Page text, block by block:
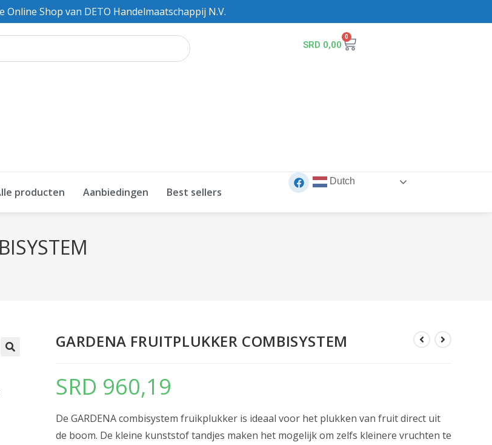
Online Shop van DETO Handelmaatschappij N.V.
SRD 0,00
0
producten Aanbiedingen Best sellers
Dutch
GARDENA FRUITPLUKKER COMBISYSTEM
SRD 960,19
De GARDENA combisystem fruikplukker is ideaal voor het plukken van fruit direct uit
de boom. De kleine kunststof tandjes maken het mogelijk om zelfs kleinere vruchten te